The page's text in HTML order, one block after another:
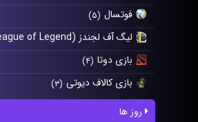
فوتسال (۵)
لیگ آف لجندز (League of Legend)
بازی دوتا (۴)
بازی کالاف دیوتی (۳)
روز ها